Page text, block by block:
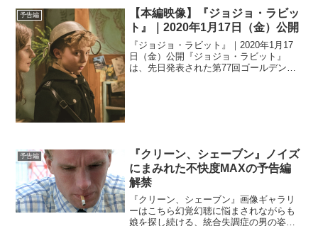
宮沢賢治の資料の中から父・政次郎につ
いて書かれた資料をかき集め...
予告編
【本編映像】『ジョジョ・ラビッ
ト』｜2020年1月17日（金）公開
『ジョジョ・ラビット』｜2020年1月17
日（金）公開『ジョジョ・ラビット』
は、先日発表された第77回ゴールデング
予告編
『クリーン、シェーブン』ノイズ
にまみれた不快度MAXの予告編
解禁
『クリーン、シェーブン』画像ギャラリ
ーはこちら幻覚幻聴に悩まされながらも
娘を探し続ける、統合失調症の男の姿を